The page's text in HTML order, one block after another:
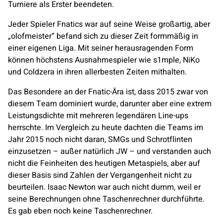
Turniere als Erster beendeten.
Jeder SpielerFnatics war auf seine Weise großartig, aber
„olofmeister“ befand sich zu dieser Zeit formmäßig in
einer eigenen Liga. Mit seiner herausragenden Form
können höchstens Ausnahmespieler wie s1mple, NiKo
und Coldzera in ihren allerbesten Zeiten mithalten.
Das Besondere an derFnatic-Ära ist, dass 2015 zwar von
diesem Team dominiert wurde, darunter aber eine extrem
Leistungsdichte mit mehreren legendären Line-ups
herrschte. Im Vergleich zu heute dachten die Teams im
Jahr 2015 noch nicht daran, SMGs und Schrotflinten
einzusetzen – außer natürlich JW – und verstanden auch
nicht die Feinheiten des heutigen Metaspiels, aber auf
dieser Basis sind Zahlen der Vergangenheit nicht zu
beurteilen. Isaac Newton war auch nicht dumm, weil er
seine Berechnungen ohne Taschenrechner durchführte.
Es gab eben noch keine Taschenrechner.